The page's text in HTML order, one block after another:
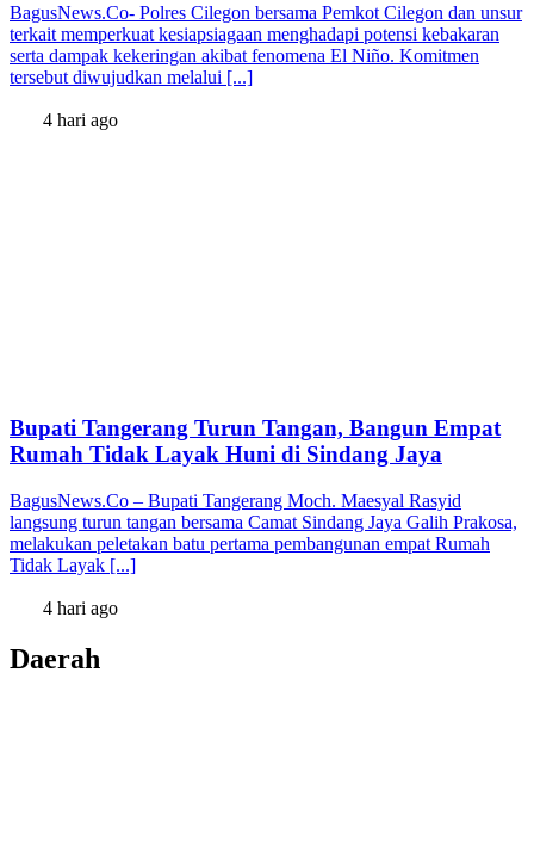
BagusNews.Co- Polres Cilegon bersama Pemkot Cilegon dan unsur
terkait memperkuat kesiapsiagaan menghadapi potensi kebakaran
serta dampak kekeringan akibat fenomena El Niño. Komitmen
tersebut diwujudkan melalui [...]
4 hari ago
Bupati Tangerang Turun Tangan, Bangun Empat
Rumah Tidak Layak Huni di Sindang Jaya
BagusNews.Co – Bupati Tangerang Moch. Maesyal Rasyid
langsung turun tangan bersama Camat Sindang Jaya Galih Prakosa,
melakukan peletakan batu pertama pembangunan empat Rumah
Tidak Layak [...]
4 hari ago
Daerah